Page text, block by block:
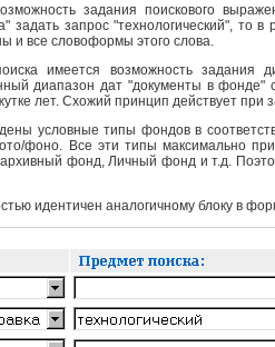
задания поискового
задать запрос "технологический", то
и все словоформы этого слова.
имеется возможность
диапазон дат "документы в
лет. Схожий принцип действует
условные типы фондов в
фоно. Все эти типы максимально
фонд, Личный фонд и т.д.
идентичен аналогичному блоку в